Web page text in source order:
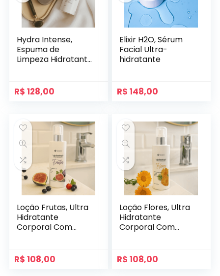
Hydra Intense,
Espuma de
Limpeza Hidratante
R$ 128,00
Elixir H2O, Sérum
Facial Ultra-
hidratante
R$ 148,00
Loção Frutas, Ultra
Hidratante
Corporal Com
R$ 108,00
Loção Flores, Ultra
Hidratante
Corporal Com
R$ 108,00